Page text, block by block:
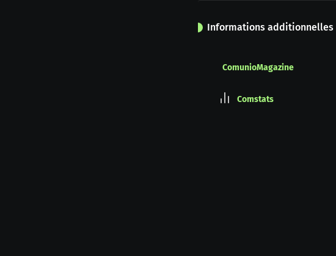
Informations additionnelles
ComunioMagazine
Comstats